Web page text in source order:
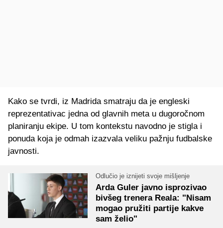
Kako se tvrdi, iz Madrida smatraju da je engleski
reprezentativac jedna od glavnih meta u dugoročnom
planiranju ekipe. U tom kontekstu navodno je stigla i
ponuda koja je odmah izazvala veliku pažnju fudbalske
javnosti.
Odlučio je iznijeti svoje mišljenje
Arda Guler javno isprozivao
bivšeg trenera Reala: "Nisam
mogao pružiti partije kakve
sam želio"